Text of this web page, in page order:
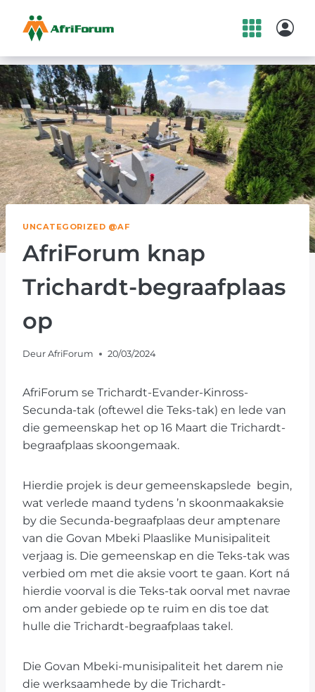
to
content
UNCATEGORIZED @AF
AfriForum knap
Trichardt-begraafplaas
op
Deur AfriForum 20/03/2024
AfriForum se Trichardt-Evander-Kinross-
Secunda-tak (oftewel die Teks-tak) en lede van
die gemeenskap het op 16 Maart die Trichardt-
begraafplaas skoongemaak.
Hierdie projek is deur gemeenskapslede begin,
wat verlede maand tydens ’n skoonmaakaksie
by die Secunda-begraafplaas deur amptenare
van die Govan Mbeki Plaaslike Munisipaliteit
verjaag is. Die gemeenskap en die Teks-tak was
verbied om met die aksie voort te gaan. Kort ná
hierdie voorval is die Teks-tak oorval met navrae
om ander gebiede op te ruim en dis toe dat
hulle die Trichardt-begraafplaas takel.
Die Govan Mbeki-munisipaliteit het darem nie
die werksaamhede by die Trichardt-